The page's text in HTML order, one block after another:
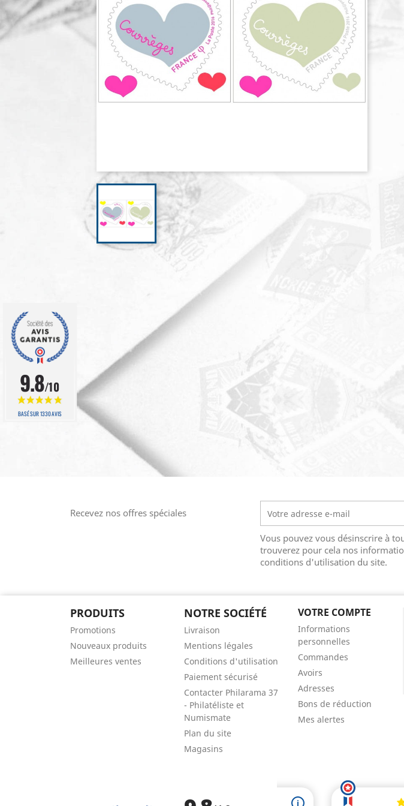
Recevez nos offres spéciales
Vous pouvez vous désinscrire à
trouverez pour cela nos
conditions d'utilisation du site.
PRODUITS
Promotions
Nouveaux produits
Meilleures ventes
NOTRE SOCIÉTÉ
Livraison
Mentions légales
Conditions d'utilisation
Paiement sécurisé
Contacter Philarama 37
- Philatéliste et
Numismate
Plan du site
Magasins
VOTRE COMPTE
Informations
personnelles
Commandes
Avoirs
Adresses
Bons de réduction
Mes alertes
9.8/10
BASÉ SUR 1330 AVIS